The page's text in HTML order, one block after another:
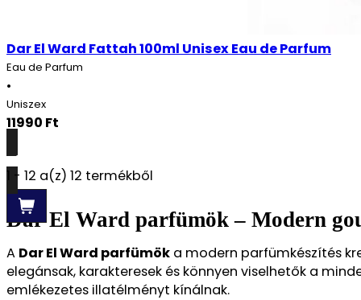
Dar El Ward Fattah 100ml Unisex Eau de Parfum
Eau de Parfum
•
Uniszex
11990 Ft
Részletek
1 - 12 a(z) 12 termékből
Dar El Ward parfümök – Modern
A Dar El Ward parfümök a modern parfümkészítés
elegánsak, karakteresek és könnyen viselhetők a
emlékezetes illatélményt kínálnak.